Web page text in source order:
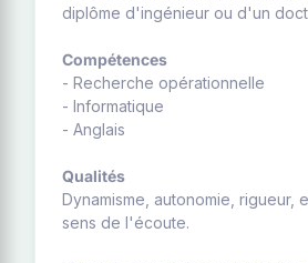
diplôme d'ingénieur ou d'un
Compétences
- Recherche opérationnelle
- Informatique
- Anglais
Qualités
Dynamisme, autonomie, rigueur,
sens de l'écoute.